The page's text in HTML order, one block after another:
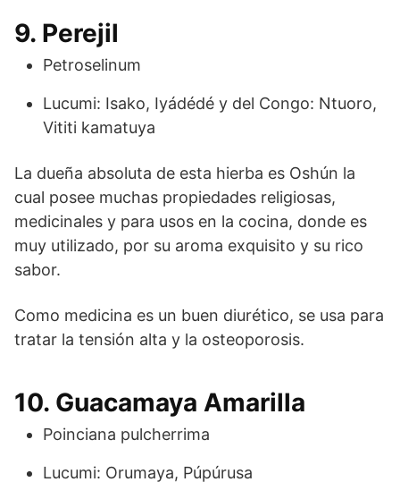
9. Perejil
Petroselinum
Lucumi: Isako, Iyádédé y del Congo: Ntuoro,
Vititi kamatuya
La dueña absoluta de esta hierba es Oshún la
cual posee muchas propiedades religiosas,
medicinales y para usos en la cocina, donde es
muy utilizado, por su aroma exquisito y su rico
sabor.
Como medicina es un buen diurético, se usa para
tratar la tensión alta y la osteoporosis.
10. Guacamaya Amarilla
Poinciana pulcherrima
Lucumi: Orumaya, Púpúrusa